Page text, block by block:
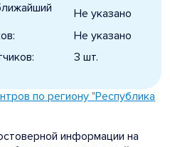
Не указано
Не указано
3 шт.
по региону "Республика
информации на